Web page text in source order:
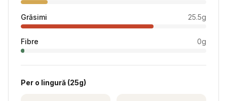
Grăsimi 25.5g
Fibre 0g
Per o lingură (25g)